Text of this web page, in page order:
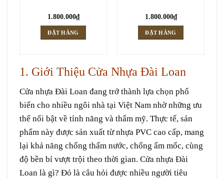
1.800.000₫
ĐẶT HÀNG
1.800.000₫
ĐẶT HÀNG
1. Giới Thiệu Cửa Nhựa Đài Loan
Cửa nhựa Đài Loan đang trở thành lựa chọn phổ
biến cho nhiều ngôi nhà tại Việt Nam nhờ những ưu
thế nổi bật về tính năng và thẩm mỹ. Thực tế, sản
phẩm này được sản xuất từ nhựa PVC cao cấp, mang
lại khả năng chống thấm nước, chống ẩm mốc, cùng
độ bền bỉ vượt trội theo thời gian. Cửa nhựa Đài
Loan là gì? Đó là câu hỏi được nhiều người tiêu